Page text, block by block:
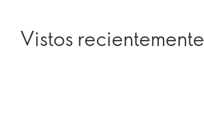
Vistos recientemente